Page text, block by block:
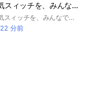
片付けのやる気スィッチを、みんなで押し合いましょう！ #お掃除 #片付け #コロナ #おうち時間
お片づけのやる気スィッチを、みんなで押し合って、身の回りも気持ちもスッキリ、美しくし合いましょ♡ 注❗️入室後は、発言前にトークページ一番上に表示されている【アナウンス】&お部屋のルールをご確認ください。
22 分前